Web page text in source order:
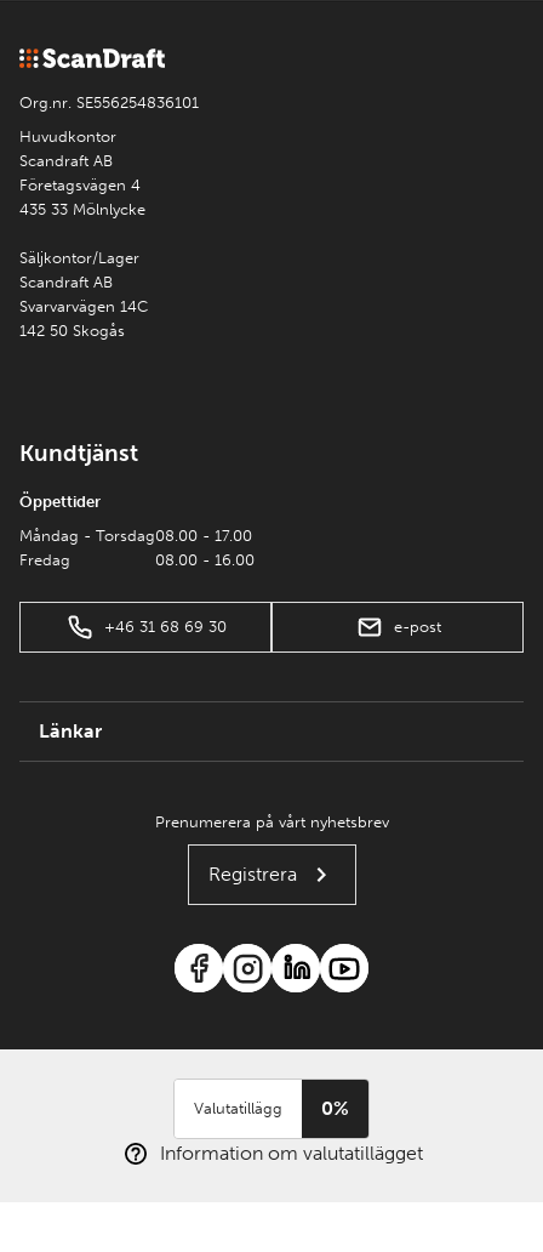
Org.nr. SE556254836101
Huvudkontor
Scandraft AB
Företagsvägen 4
435 33 Mölnlycke
Säljkontor/Lager
Scandraft AB
Svarvarvägen 14C
142 50 Skogås
Kundtjänst
Öppettider
Måndag - Torsdag
Fredag
08.00 - 17.00
08.00 - 16.00
+46 31 68 69 30 e-post
Länkar
Prenumerera på vårt nyhetsbrev
Registrera
Valutatillägg
0%
Information om valutatillägget